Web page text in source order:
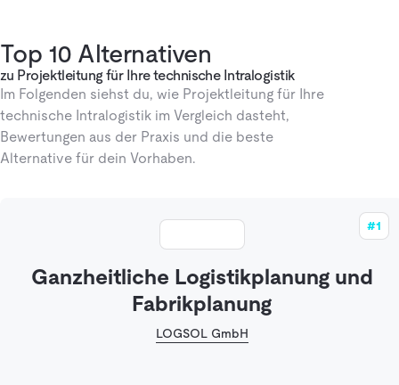
Top 10 Alternativen
zu Projektleitung für Ihre technische Intralogistik
Im Folgenden siehst du, wie Projektleitung für Ihre
technische Intralogistik im Vergleich dasteht,
Bewertungen aus der Praxis und die beste
Alternative für dein Vorhaben.
#1
Ganzheitliche Logistikplanung und
Fabrikplanung
LOGSOL GmbH